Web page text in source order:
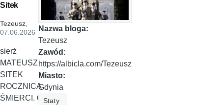
Sitek
Tezeusz,
07.06.2026
sierż
MATEUSZ
SITEK
ROCZNICA
ŚMIERCI. 6
Nazwa bloga:
Tezeusz
Zawód:
https://albicla.com/Tezeusz
Miasto:
Gdynia
Staty